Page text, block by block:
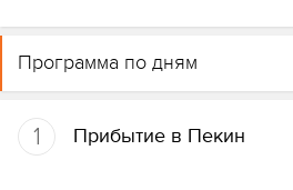
Программа по дням
1 Прибытие в Пекин